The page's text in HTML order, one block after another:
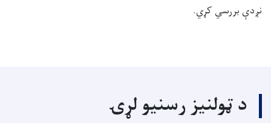
نږدې بررسي کړي.
د ټولنیز رسنیو لړۍ